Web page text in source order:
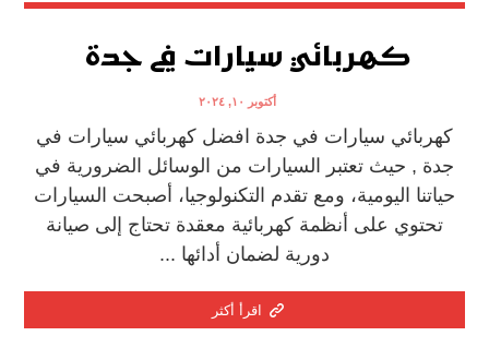
كهربائي سيارات في جدة
أكتوبر ١٠, ٢٠٢٤
كهربائي سيارات في جدة افضل كهربائي سيارات في
جدة , حيث تعتبر السيارات من الوسائل الضرورية في
حياتنا اليومية، ومع تقدم التكنولوجيا، أصبحت السيارات
تحتوي على أنظمة كهربائية معقدة تحتاج إلى صيانة
دورية لضمان أدائها ...
اقرأ أكثر